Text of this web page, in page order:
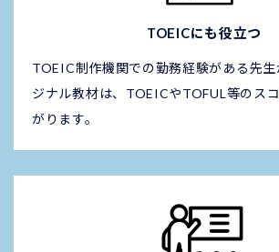
TOEICにも役立つ
TOEIC制作機関での勤務経験がある先生
ジナル教材は、TOEICやTOFUL等のス
がります。